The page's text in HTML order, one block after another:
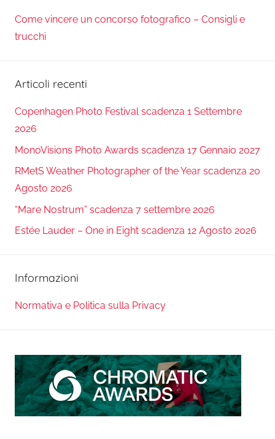
Come vincere un concorso fotografico – Consigli e
trucchi
Articoli recenti
Copenhagen Photo Festival scadenza 1 Settembre
2026
MonoVisions Photo Awards scadenza 17 Gennaio 2027
RMetS Weather Photographer of the Year scadenza 20
Agosto 2026
“Mare Nostrum” scadenza 7 settembre 2026
Estée Lauder – One in Eight scadenza 12 Agosto 2026
Informazioni
Normativa e Politica sulla Privacy